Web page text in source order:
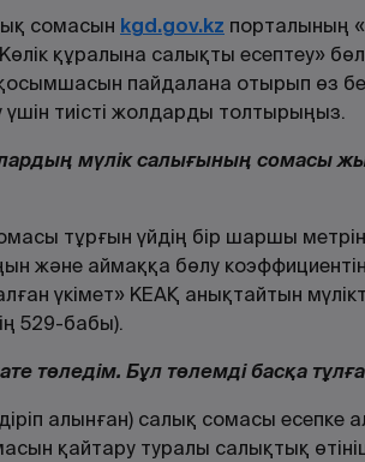
сомасын kgd.gov.kz порталының
құралына салықты есептеу»
пайдалана отырып өз
тиісті жолдарды толтырыңыз.
мүлік салығының сомасы
тұрғын үйдің бір шаршы
және аймаққа бөлу
үкімет» КЕАҚ анықтайтын
529-бабы).
төледім. Бұл төлемді басқа
алынған) салық сомасы есепке
қайтару туралы салықтық